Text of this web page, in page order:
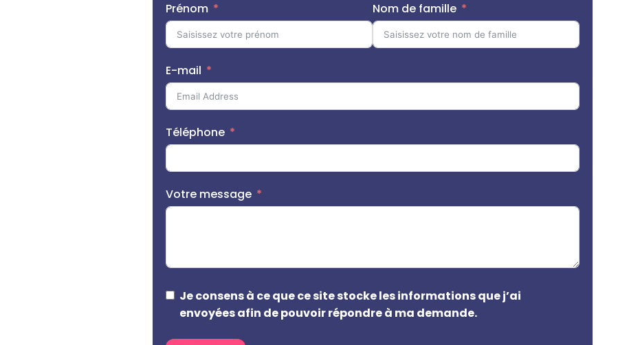
Prénom Nom de famille
E-mail
Téléphone
Votre message
Je consens à ce que ce site stocke les informations que j’ai
envoyées afin de pouvoir répondre à ma demande.